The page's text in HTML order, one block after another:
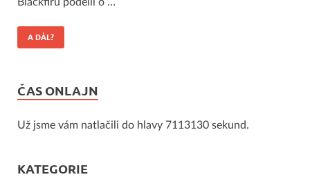
A DÁL?
ČAS ONLAJN
Už jsme vám natlačili do hlavy 7113130 sekund.
KATEGORIE